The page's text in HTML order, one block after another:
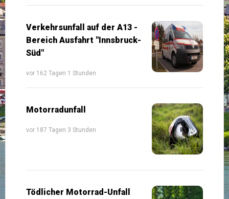
Verkehrsunfall auf der A13 -
Bereich Ausfahrt "Innsbruck-
Süd"
vor 162 Tagen 1 Stunden
Motorradunfall
vor 187 Tagen 3 Stunden
Tödlicher Motorrad-Unfall